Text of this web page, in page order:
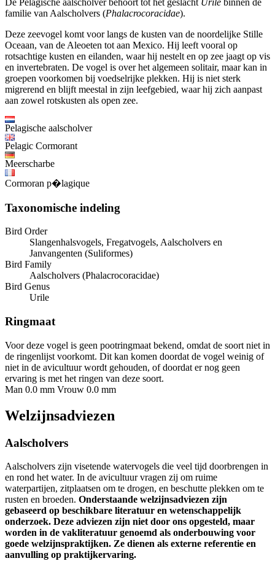
De Pelagische aalscholver behoort tot het geslacht Urile binnen de
familie van Aalscholvers (Phalacrocoracidae).
Deze zeevogel komt voor langs de kusten van de noordelijke Stille
Oceaan, van de Aleoeten tot aan Mexico. Hij leeft vooral op
rotsachtige kusten en eilanden, waar hij nestelt en op zee jaagt op vis
en invertebraten. De vogel is over het algemeen solitair, maar kan in
groepen voorkomen bij voedselrijke plekken. Hij is niet sterk
migrerend en blijft meestal in zijn leefgebied, waar hij zich aanpast
aan zowel rotskusten als open zee.
Pelagische aalscholver
Pelagic Cormorant
Meerscharbe
Cormoran p�lagique
Taxonomische indeling
Bird Order
Slangenhalsvogels, Fregatvogels, Aalscholvers en
Janvangenten (Suliformes)
Bird Family
Aalscholvers (Phalacrocoracidae)
Bird Genus
Urile
Ringmaat
Voor deze vogel is geen pootringmaat bekend, omdat de soort niet in
de ringenlijst voorkomt. Dit kan komen doordat de vogel weinig of
niet in de avicultuur wordt gehouden, of doordat er nog geen
ervaring is met het ringen van deze soort.
Man 0.0 mm Vrouw 0.0 mm
Welzijnsadviezen
Aalscholvers
Aalscholvers zijn visetende watervogels die veel tijd doorbrengen in
en rond het water. In de avicultuur vragen zij om ruime
waterpartijen, zitplaatsen om te drogen, en beschutte plekken om te
rusten en broeden. Onderstaande welzijnsadviezen zijn
gebaseerd op beschikbare literatuur en wetenschappelijk
onderzoek. Deze adviezen zijn niet door ons opgesteld, maar
worden in de vakliteratuur genoemd als onderbouwing voor
goede welzijnspraktijken. Ze dienen als externe referentie en
aanvulling op praktijkervaring.